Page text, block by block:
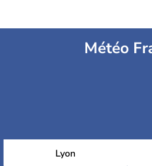
Météo
Lyon